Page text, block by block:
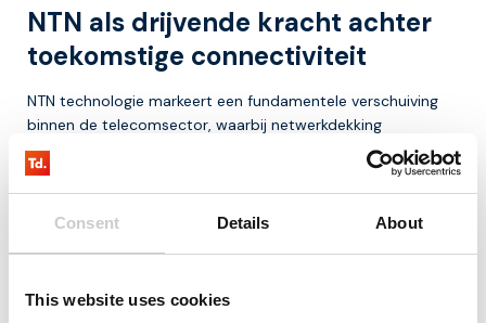
Consent Details About
This website uses cookies
NTN als drijvende kracht achter
toekomstige connectiviteit
NTN technologie markeert een fundamentele verschuiving
binnen de telecomsector, waarbij netwerkdekking
onafhankelijk wordt van traditionele beperkingen zoals
geografische locatie of infrastructuur. Door satellieten en
luchtplatformen te integreren met bestaande netwerken
kunnen organisaties hun bereik en impact aanzienlijk
communicatie te verhogen, ongeacht externe